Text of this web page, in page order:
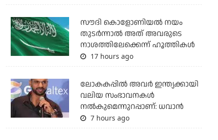
സൗദി കൊളോണിയല്‍ നയം
തുടര്‍ന്നാല്‍ അത് അവരുടെ
നാശത്തിലേക്കെന്ന് ഹൂത്തികള്‍
17 hours ago
ലോകകപ്പിൽ അവര്‍ ഇന്ത്യക്കായി
വലിയ സംഭാവനകള്‍
നല്‍കുമെന്നുറപ്പാണ്: ധവാന്‍
7 hours ago